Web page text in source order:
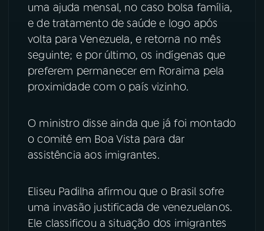
uma ajuda mensal, no caso bolsa família,
e de tratamento de saúde e logo após
volta para Venezuela, e retorna no mês
seguinte; e por último, os indígenas que
preferem permanecer em Roraima pela
proximidade com o país vizinho.
O ministro disse ainda que já foi montado
o comitê em Boa Vista para dar
assistência aos imigrantes.
Eliseu Padilha afirmou que o Brasil sofre
uma invasão justificada de venezuelanos.
Ele classificou a situação dos imigrantes